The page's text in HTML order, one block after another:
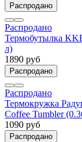
Распродано
Распродано
Термобутылка
л)
1890 руб
Распродано
Распродано
Термокружка
Coffee Tumbler
1090 руб
Распродано